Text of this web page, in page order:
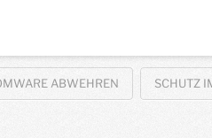
ABWEHREN SCHUTZ